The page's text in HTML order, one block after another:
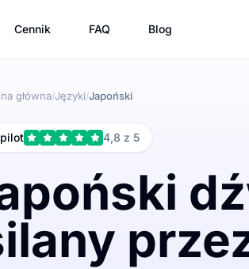
Cennik FAQ Blog
główna/Języki/Japoński
4,8 z 5